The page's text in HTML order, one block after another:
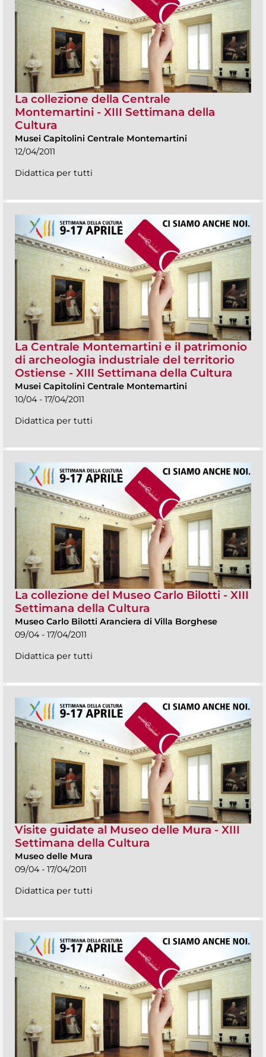
La collezione della Centrale
Montemartini - XIII Settimana della
Cultura
Musei Capitolini Centrale Montemartini
12/04/2011
Didattica per tutti
La Centrale Montemartini e il patrimonio
di archeologia industriale del territorio
Ostiense - XIII Settimana della Cultura
Musei Capitolini Centrale Montemartini
10/04 - 17/04/2011
Didattica per tutti
La collezione del Museo Carlo Bilotti - XIII
Settimana della Cultura
Museo Carlo Bilotti Aranciera di Villa Borghese
09/04 - 17/04/2011
Didattica per tutti
Visite guidate al Museo delle Mura - XIII
Settimana della Cultura
Museo delle Mura
09/04 - 17/04/2011
Didattica per tutti